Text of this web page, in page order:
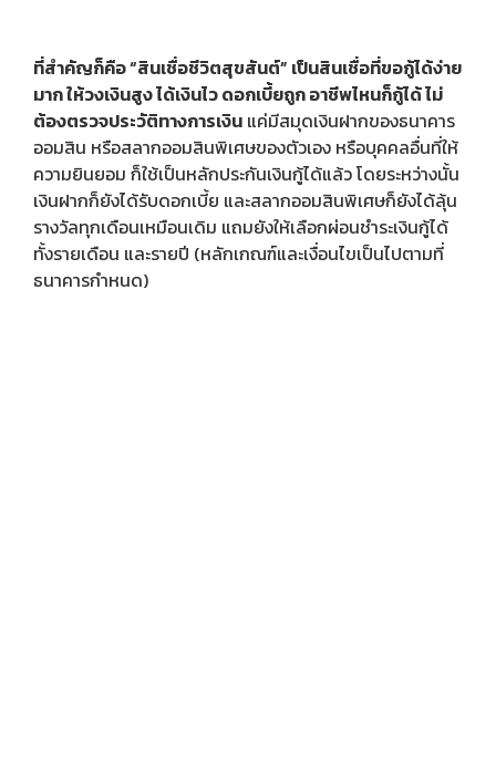
ที่สำคัญก็คือ “สินเชื่อชีวิตสุขสันต์” เป็นสินเชื่อที่ขอกู้ได้ง่าย
มาก ให้วงเงินสูง ได้เงินไว ดอกเบี้ยถูก อาชีพไหนก็กู้ได้ ไม่
ต้องตรวจประวัติทางการเงิน แค่มีสมุดเงินฝากของธนาคาร
ออมสิน หรือสลากออมสินพิเศษของตัวเอง หรือบุคคลอื่นที่ให้
ความยินยอม ก็ใช้เป็นหลักประกันเงินกู้ได้แล้ว โดยระหว่างนั้น
เงินฝากก็ยังได้รับดอกเบี้ย และสลากออมสินพิเศษก็ยังได้ลุ้น
รางวัลทุกเดือนเหมือนเดิม แถมยังให้เลือกผ่อนชำระเงินกู้ได้
ทั้งรายเดือน และรายปี (หลักเกณฑ์และเงื่อนไขเป็นไปตามที่
ธนาคารกำหนด)